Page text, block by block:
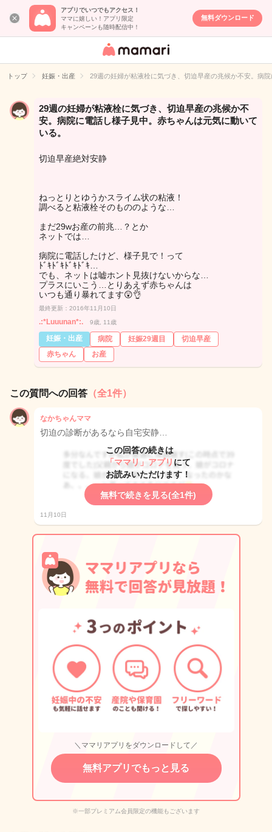
アプリでいつでもアクセス！
ママに嬉しい！アプリ限定
キャンペーンも随時配信中！
無料ダウンロード
女性専用匿名QA
イト
トップ 妊娠・出産 29週の妊婦が粘液栓に気づき、切迫早産の兆候か不安。病
29週の妊婦が粘液栓に気づき、切迫早産の兆候か不
安。病院に電話し様子見中。赤ちゃんは元気に動いて
いる。
切迫早産絶対安静
ねっとりとゆうかスライム状の粘液！
調べると粘液栓そのもののような…
まだ29wお産の前兆…？とか
ネットでは…
病院に電話したけど、様子見で！って
ﾄﾞｷﾄﾞｷﾄﾞｷﾄﾞｷ…
でも、ネットは嘘ホント見抜けないからな…
プラスにいこう…とりあえず赤ちゃんは
いつも通り暴れてます😲👌
最終更新：2016年11月10日
.:*Luuunan*:. 9歳, 11歳
妊娠・出産 病院 妊娠29週目
切迫早産
赤ちゃん
お産
この質問への回答 （全1件）
なかちゃんママ
切迫の診断があるなら自宅安静…
この回答の続きは
「ママリ」アプリ にて
お読みいただけます！
無料で続きを見る(全1件)
11月10日
＼ママリアプリをダウンロードして／
無料アプリでもっと見る
※一部プレミアム会員限定の機能もございます